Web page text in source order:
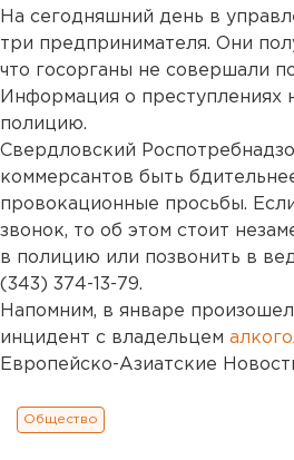
На сегодняшний день в
три предпринимателя. Они
что госорганы не совершали
Информация о преступлениях
полицию.
Свердловский
коммерсантов быть
провокационные просьбы.
звонок, то об этом стоит
в полицию или позвонить в
(343) 374-13-79.
Напомним, в январе
инцидент с владельцем
Европейско-Азиатские
Общество